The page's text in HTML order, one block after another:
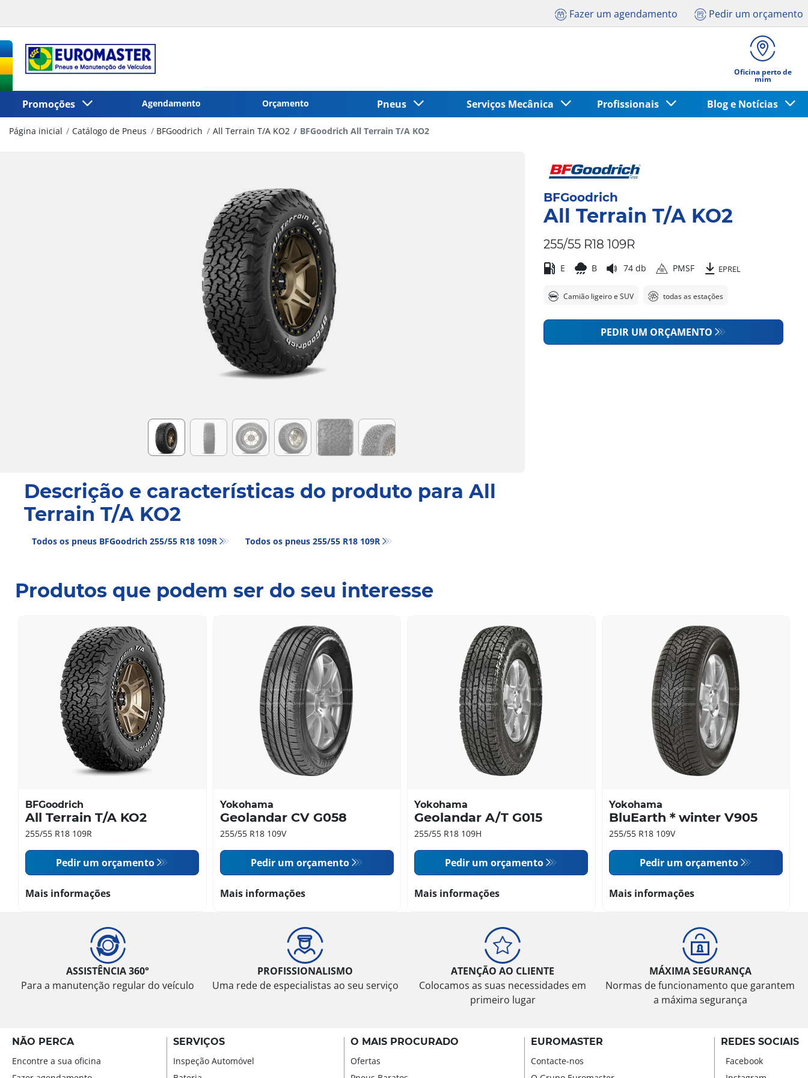
Fazer um agendamento Pedir um orçamento
Oficina perto de
mim
Promoções Agendamento Orçamento Pneus Serviços Mecânica Profissionais Blog e Notícias
Página inicial Catálogo de Pneus BFGoodrich All Terrain T/A KO2 BFGoodrich All Terrain T/A KO2
Descrição e características do produto para All
Terrain T/A KO2
Todos os pneus BFGoodrich 255/55 R18 109R Todos os pneus‎ 255/55 R18 109R
BFGoodrich
All Terrain T/A KO2
255/55 R18 109R
E B 74 db PMSF EPREL
Camião ligeiro e SUV todas as estações
PEDIR UM ORÇAMENTO
Produtos que podem ser do seu interesse
BFGoodrich
All Terrain T/A KO2
255/55 R18 109R
Pedir um orçamento
Mais informações
Yokohama
Geolandar CV G058
255/55 R18 109V
Pedir um orçamento
Mais informações
Yokohama
Geolandar A/T G015
255/55 R18 109H
Pedir um orçamento
Mais informações
Yokohama
BluEarth＊winter V905
255/55 R18 109V
Pedir um orçamento
Mais informações
ASSISTÊNCIA 360°
Para a manutenção regular do veículo
PROFISSIONALISMO
Uma rede de especialistas ao seu serviço
ATENÇÃO AO CLIENTE
Colocamos as suas necessidades em
primeiro lugar
MÁXIMA SEGURANÇA
Normas de funcionamento que garantem
a máxima segurança
NÃO PERCA
Encontre a sua oficina
SERVIÇOS
Inspeção Automóvel
O MAIS PROCURADO
Ofertas
EUROMASTER
Contacte-nos
REDES SOCIAIS
Facebook